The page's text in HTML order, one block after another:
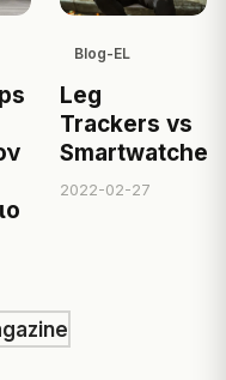
Blog-EL
Leg
Trackers vs
Smartwatches
2022-02-27